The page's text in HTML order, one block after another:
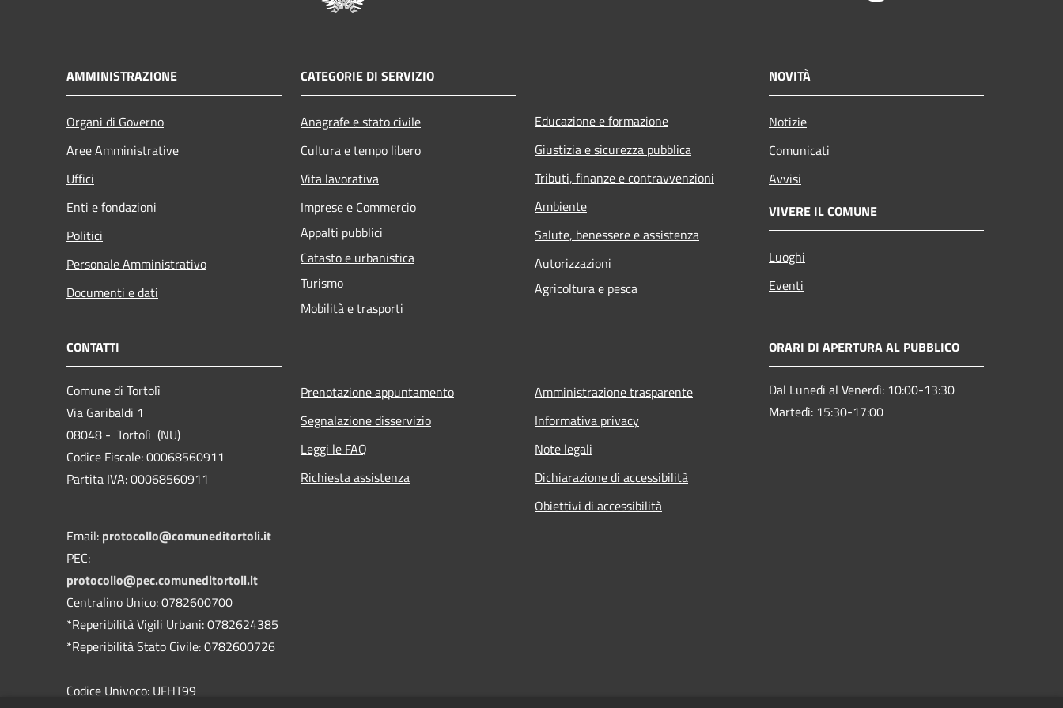
AMMINISTRAZIONE
Organi di Governo
Aree Amministrative
Uffici
Enti e fondazioni
Politici
Personale Amministrativo
Documenti e dati
CATEGORIE DI SERVIZIO
Anagrafe e stato civile
Cultura e tempo libero
Vita lavorativa
Imprese e Commercio
Appalti pubblici
Catasto e urbanistica
Turismo
Mobilità e trasporti
Educazione e formazione
Giustizia e sicurezza pubblica
Tributi, finanze e contravvenzioni
Ambiente
Salute, benessere e assistenza
Autorizzazioni
Agricoltura e pesca
NOVITÀ
Notizie
Comunicati
Avvisi
VIVERE IL COMUNE
Luoghi
Eventi
CONTATTI
Comune di Tortolì
Via Garibaldi 1
08048 - Tortolì (NU)
Codice Fiscale: 00068560911
Partita IVA: 00068560911
Email: protocollo@comuneditortoli.it
PEC:
protocollo@pec.comuneditortoli.it
Centralino Unico: 0782600700
*Reperibilità Vigili Urbani: 0782624385
*Reperibilità Stato Civile: 0782600726
Codice Univoco: UFHT99
Prenotazione appuntamento
Segnalazione disservizio
Leggi le FAQ
Richiesta assistenza
Amministrazione trasparente
Informativa privacy
Note legali
Dichiarazione di accessibilità
Obiettivi di accessibilità
ORARI DI APERTURA AL PUBBLICO
Dal Lunedì al Venerdì: 10:00-13:30
Martedì: 15:30-17:00